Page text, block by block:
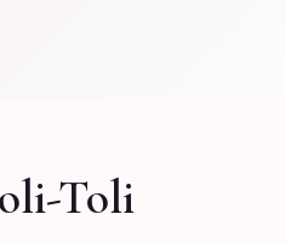
Toli